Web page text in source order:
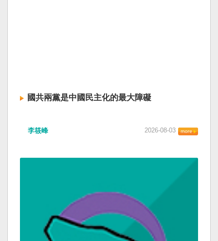
國共兩黨是中國民主化的最大障礙
李筱峰 2026-08-03